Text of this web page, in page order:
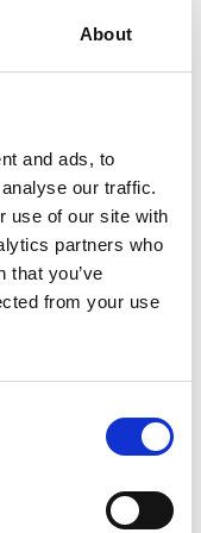
About
and ads, to
our traffic.
use of our site with
partners who
that you’ve
from your use
työtä Design
kuin
ja
joiden
oikeasti tulosta.
kohti